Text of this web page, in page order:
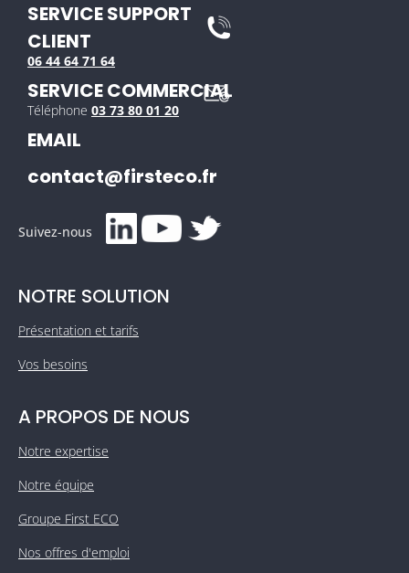
SERVICE SUPPORT
CLIENT
06 44 64 71 64
SERVICE COMMERCIAL
Téléphone 03 73 80 01 20
EMAIL
contact@firsteco.fr
Suivez-nous
NOTRE SOLUTION
Présentation et tarifs
Vos besoins
A PROPOS DE NOUS
Notre expertise
Notre équipe
Groupe First ECO
Nos offres d'emploi